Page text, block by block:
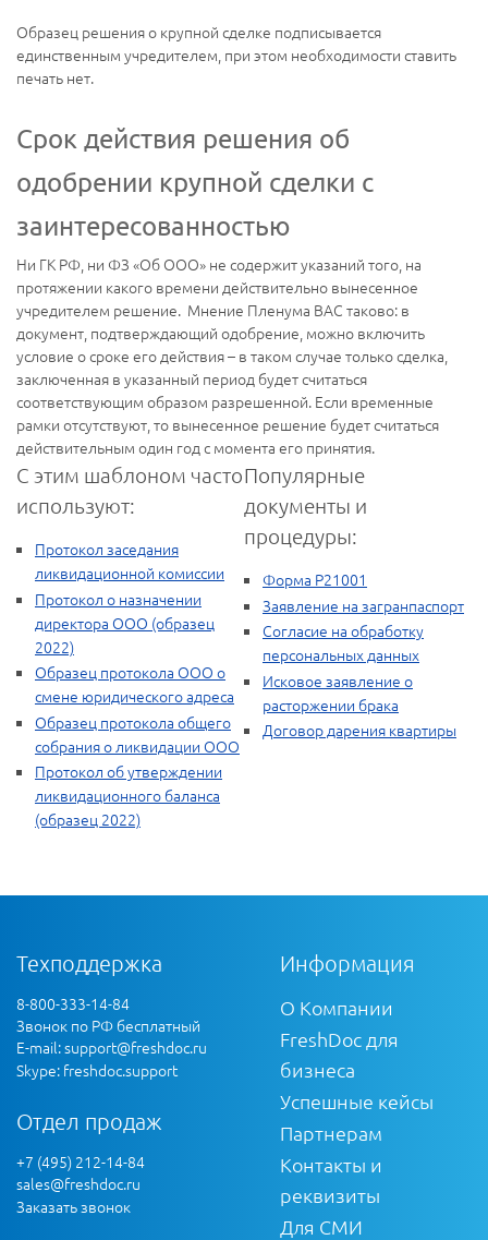
Образец решения о крупной сделке подписывается
единственным учредителем, при этом необходимости ставить
печать нет.
Срок действия решения об
одобрении крупной сделки с
заинтересованностью
Ни ГК РФ, ни ФЗ «Об ООО» не содержит указаний того, на
протяжении какого времени действительно вынесенное
учредителем решение. Мнение Пленума ВАС таково: в
документ, подтверждающий одобрение, можно включить
условие о сроке его действия – в таком случае только сделка,
заключенная в указанный период будет считаться
соответствующим образом разрешенной. Если временные
рамки отсутствуют, то вынесенное решение будет считаться
действительным один год с момента его принятия.
С этим шаблоном часто
используют:
Протокол заседания
ликвидационной комиссии
Протокол о назначении
директора ООО (образец
2022)
Образец протокола ООО о
смене юридического адреса
Образец протокола общего
собрания о ликвидации ООО
Протокол об утверждении
ликвидационного баланса
(образец 2022)
Популярные
документы и
процедуры:
Форма Р21001
Заявление на загранпаспорт
Согласие на обработку
персональных данных
Исковое заявление о
расторжении брака
Договор дарения квартиры
Техподдержка
8-800-333-14-84
Звонок по РФ бесплатный
E-mail:support@freshdoc.ru
Skype: freshdoc.support
Отдел продаж
+7 (495) 212-14-84
sales@freshdoc.ru
Заказать звонок
Информация
О Компании
FreshDoc для
бизнеса
Успешные кейсы
Партнерам
Контакты и
реквизиты
Для СМИ